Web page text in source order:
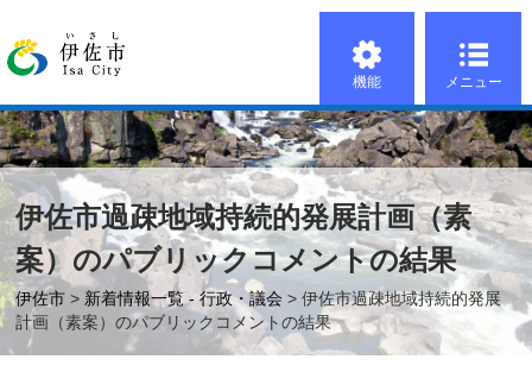
機能 メニュー
伊佐市過疎地域持続的発展計画（素
案）のパブリックコメントの結果
伊佐市 > 新着情報一覧 - 行政・議会 > 伊佐市過疎地域持続的発展
計画（素案）のパブリックコメントの結果